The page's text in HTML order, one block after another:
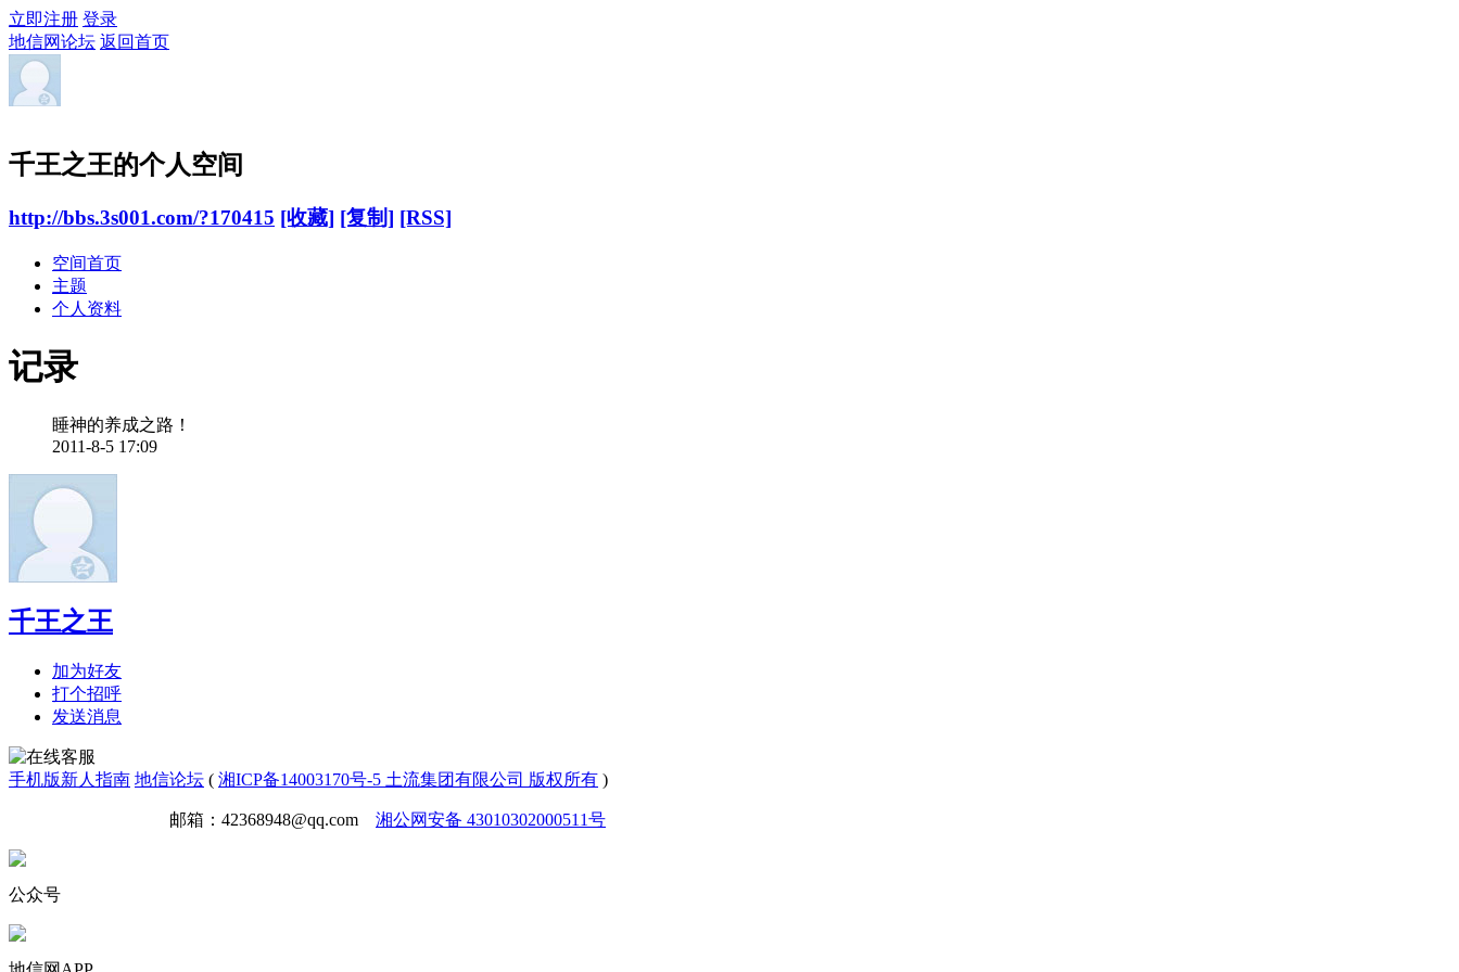
立即注册 登录
地信网论坛 返回首页
千王之王的个人空间
http://bbs.3s001.com/?170415 [收藏] [复制] [RSS]
空间首页
主题
个人资料
记录
睡神的养成之路！
2011-8-5 17:09
千王之王
加为好友
打个招呼
发送消息
手机版新人指南 地信论坛 ( 湘ICP备14003170号-5 土流集团有限公司 版权所有 )
邮箱：42368948@qq.com 湘公网安备 43010302000511号
公众号